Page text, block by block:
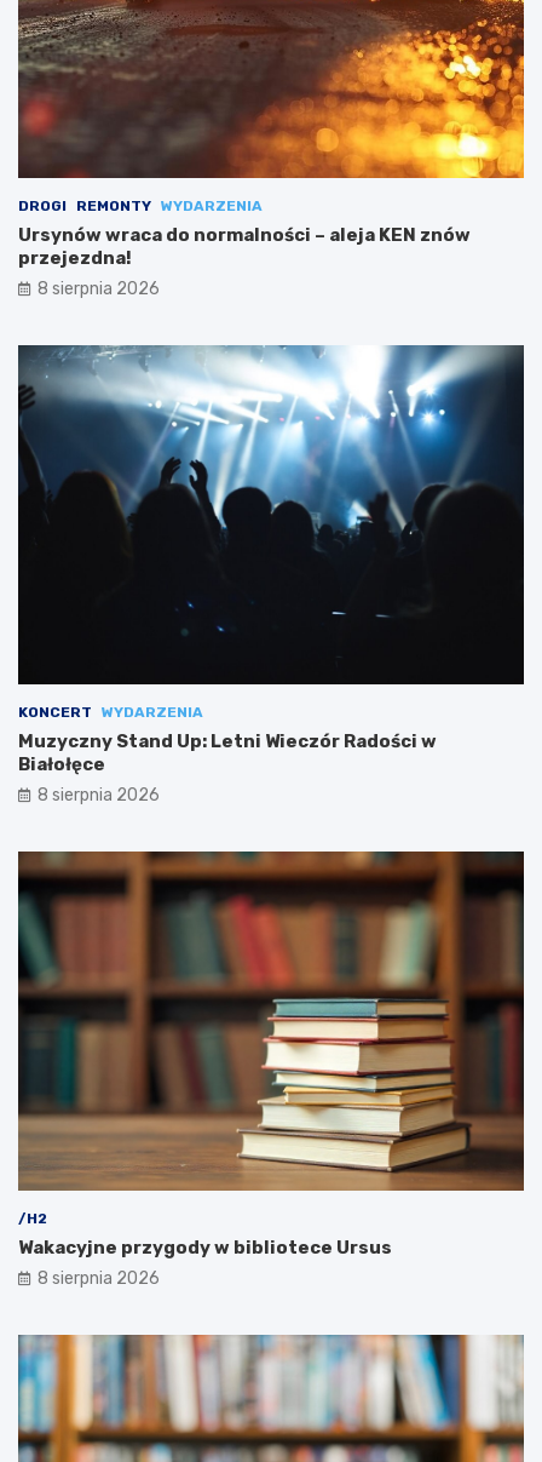
DROGI REMONTY WYDARZENIA
Ursynów wraca do normalności – aleja KEN znów
przejezdna!
8 sierpnia 2026
KONCERT WYDARZENIA
Muzyczny Stand Up: Letni Wieczór Radości w
Białołęce
8 sierpnia 2026
/H2
Wakacyjne przygody w bibliotece Ursus
8 sierpnia 2026